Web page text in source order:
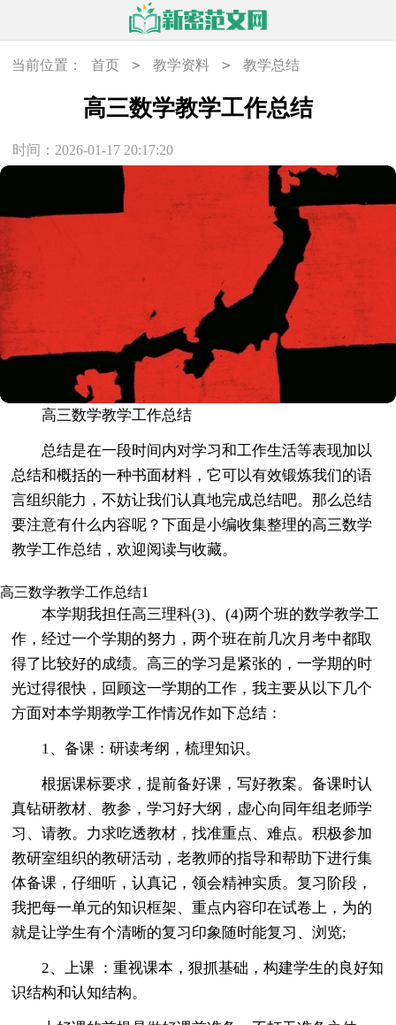
当前位置： 首页 > 教学资料 > 教学总结
高三数学教学工作总结
时间：2026-01-17 20:17:20
高三数学教学工作总结
总结是在一段时间内对学习和工作生活等表现加以
总结和概括的一种书面材料，它可以有效锻炼我们的语
言组织能力，不妨让我们认真地完成总结吧。那么总结
要注意有什么内容呢？下面是小编收集整理的高三数学
教学工作总结，欢迎阅读与收藏。
高三数学教学工作总结1
本学期我担任高三理科(3)、(4)两个班的数学教学工
作，经过一个学期的努力，两个班在前几次月考中都取
得了比较好的成绩。高三的学习是紧张的，一学期的时
光过得很快，回顾这一学期的工作，我主要从以下几个
方面对本学期教学工作情况作如下总结：
1、备课：研读考纲，梳理知识。
根据课标要求，提前备好课，写好教案。备课时认
真钻研教材、教参，学习好大纲，虚心向同年组老师学
习、请教。力求吃透教材，找准重点、难点。积极参加
教研室组织的教研活动，老教师的指导和帮助下进行集
体备课，仔细听，认真记，领会精神实质。复习阶段，
我把每一单元的知识框架、重点内容印在试卷上，为的
就是让学生有个清晰的复习印象随时能复习、浏览;
2、上课 ：重视课本，狠抓基础，构建学生的良好知
识结构和认知结构。